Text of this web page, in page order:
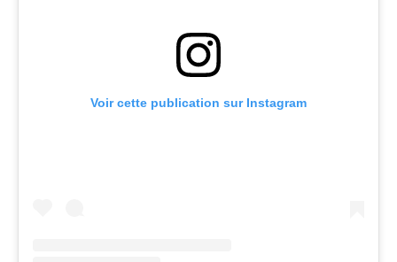
Voir cette publication sur Instagram